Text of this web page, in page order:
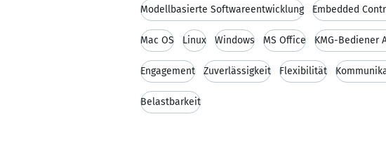
Modellbasierte Softwareentwicklung Embedded
Mac OS Linux Windows MS Office KMG-Bediener
Engagement Zuverlässigkeit Flexibilität
Belastbarkeit